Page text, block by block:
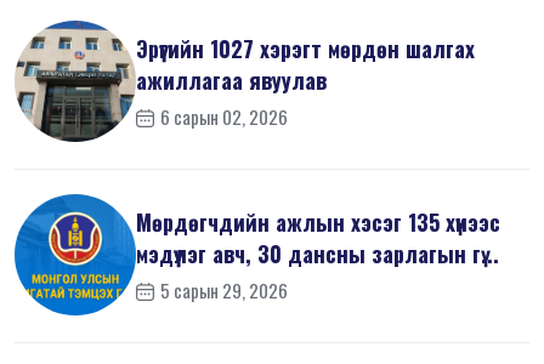
Эрүүгийн 1027 хэрэгт мөрдөн шалгах
ажиллагаа явуулав
6 сарын 02, 2026
Мөрдөгчдийн ажлын хэсэг 135 хүнээс
мэдүүлэг авч, 30 дансны зарлагын гү...
5 сарын 29, 2026